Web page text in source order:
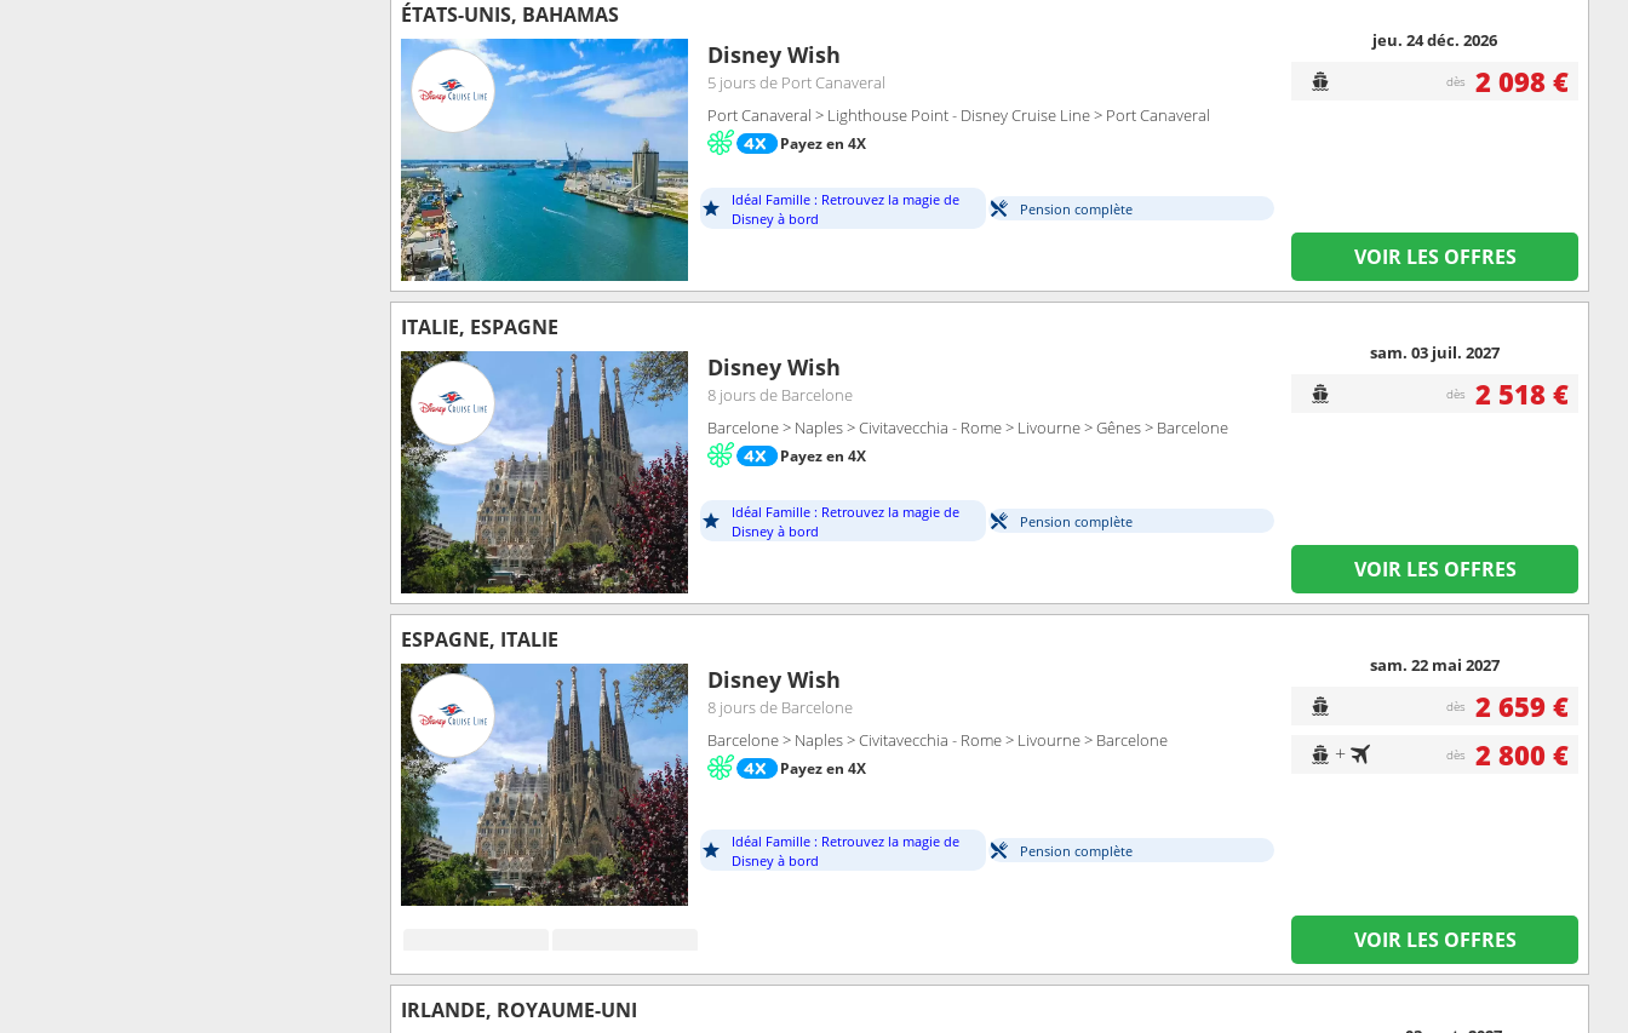
ÉTATS-UNIS, BAHAMAS
Disney Wish
5 joursde Port Canaveral
Port Canaveral > Lighthouse Point - Disney Cruise Line > Port Canaveral
Payez en 4X
Idéal Famille : Retrouvez la magie de
Disney à bord
Pension complète
jeu. 24 déc. 2026
dès 2 098 €
VOIR LES OFFRES
ITALIE, ESPAGNE
Disney Wish
8 joursde Barcelone
Barcelone > Naples > Civitavecchia - Rome > Livourne > Gênes > Barcelone
Payez en 4X
Idéal Famille : Retrouvez la magie de
Disney à bord
Pension complète
sam. 03 juil. 2027
dès 2 518 €
VOIR LES OFFRES
ESPAGNE, ITALIE
Disney Wish
8 joursde Barcelone
Barcelone > Naples > Civitavecchia - Rome > Livourne > Barcelone
Payez en 4X
Idéal Famille : Retrouvez la magie de
Disney à bord
Pension complète
sam. 22 mai 2027
dès 2 659 €
+ dès 2 800 €
VOIR LES OFFRES
IRLANDE, ROYAUME-UNI